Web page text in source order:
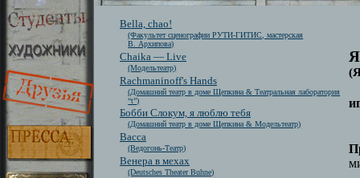
Bella, chao!
(Факультет сценографии РУТИ-ГИТИС, мастерская
В. Архипова)
Chaika — Live
(Модельтеатр)
Rachmaninoff's Hands
(Домашний театр в доме Щепкина & Театральная лаборатория
“t”)
Бобби Слокум, я люблю тебя
(Домашний театр в доме Щепкина & Модельтеатр)
Васса
(Ведогонь-Театр)
Венера в мехах
(Deutsches Theater Buhne)